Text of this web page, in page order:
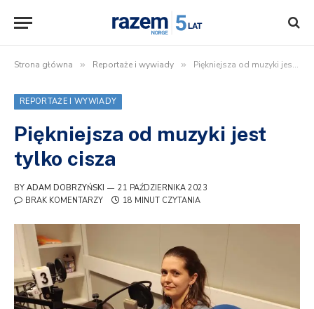
Strona główna » Reportaże i wywiady » Piękniejsza od muzyki jest tylko cisza
REPORTAŻE I WYWIADY
Piękniejsza od muzyki jest
tylko cisza
BY ADAM DOBRZYŃSKI
21 PAŹDZIERNIKA 2023
BRAK KOMENTARZY
18 MINUT CZYTANIA